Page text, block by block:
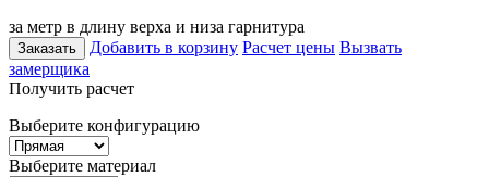
за метр в длину верха и низа гарнитура
Заказать Добавить в корзину Расчет цены Вызвать
замерщика
Получить расчет
Выберите конфигурацию
Выберите материал